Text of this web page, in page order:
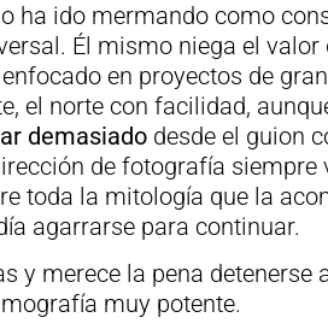
ha ido mermando como
Él mismo niega el valor
en proyectos de
el norte con facilidad,
demasiadodesde el guion
de fotografía siempre
toda la mitología que la
agarrarse para continuar.
y merece la pena detenerse
muy potente.